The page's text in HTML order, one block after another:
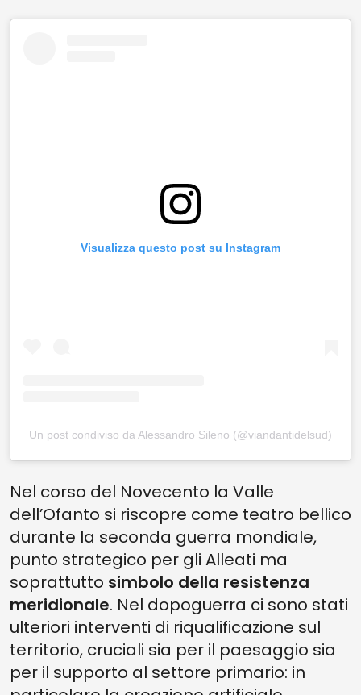
Visualizza questo post su Instagram
Un post condiviso da Alessandro Sileno (@viandantidelsud)
Nel corso del Novecento la Valle
dell’Ofanto si riscopre come teatro bellico
durante la seconda guerra mondiale,
punto strategico per gli Alleati ma
soprattutto simbolo della resistenza
meridionale. Nel dopoguerra ci sono stati
ulteriori interventi di riqualificazione sul
territorio, cruciali sia per il paesaggio sia
per il supporto al settore primario: in